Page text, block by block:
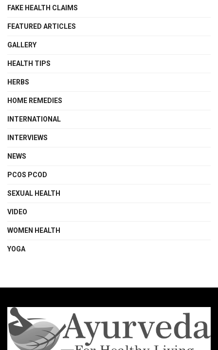
FAKE HEALTH CLAIMS
FEATURED ARTICLES
GALLERY
HEALTH TIPS
HERBS
HOME REMEDIES
INTERNATIONAL
INTERVIEWS
NEWS
PCOS PCOD
SEXUAL HEALTH
VIDEO
WOMEN HEALTH
YOGA